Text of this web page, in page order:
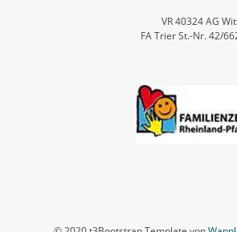
VR 40324 AG
FA Trier St.-Nr. 42/